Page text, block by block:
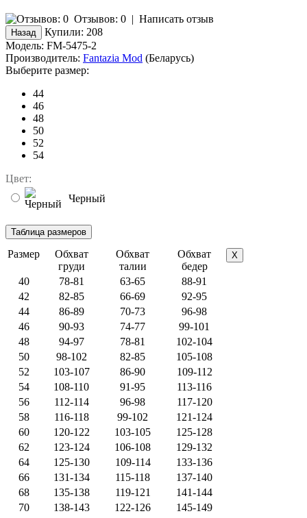
Отзывов: 0 | Написать отзыв
Купили: 208
Модель: FM-5475-2
Производитель: Fantazia Mod (Беларусь)
Выберите размер:
44
46
48
50
52
54
Цвет:
Черный
Размер
Обхват
груди
Обхват
талии
Обхват
бедер
X
40 78-81 63-65
88-91
42
82-85 66-69
92-95
44
86-89 70-73
96-98
46
90-93 74-77
99-101
48
94-97 78-81
102-104
50
98-102 82-85
105-108
52
103-107 86-90
109-112
54
108-110 91-95
113-116
56
112-114 96-98
117-120
58
116-118 99-102
121-124
60
120-122 103-105
125-128
62
123-124 106-108
129-132
64
125-130 109-114
133-136
66
131-134 115-118
137-140
68
135-138 119-121
141-144
70
138-143 122-126
145-149